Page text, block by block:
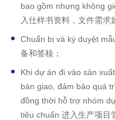
bao gồm nhưng không
入仕样书资料，文件需求
Chuẩn bị và ký duyệt
备和签核；
Khi dự án đi vào sản
bàn giao, đảm bảo quá
đồng thời hỗ trợ nhóm
tiêu chuẩn 进入生产项目